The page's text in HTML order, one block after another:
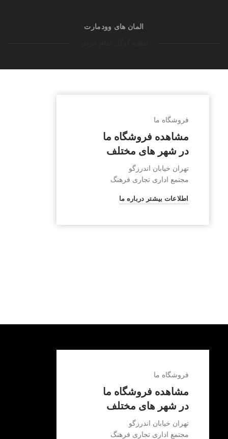
المان های وودمارت
فروشگاه ما
مشاهده فروشگاه ما
در شهر های مختلف
تهران خیابان اندرزگو
مجتمع اداری تجاری فرهنگ
اطلاعات بیشتر درباره ما
فروشگاه ما
مشاهده فروشگاه ما
در شهر های مختلف
تهران خیابان اندرزگو
مجتمع اداری تجاری فرهنگ